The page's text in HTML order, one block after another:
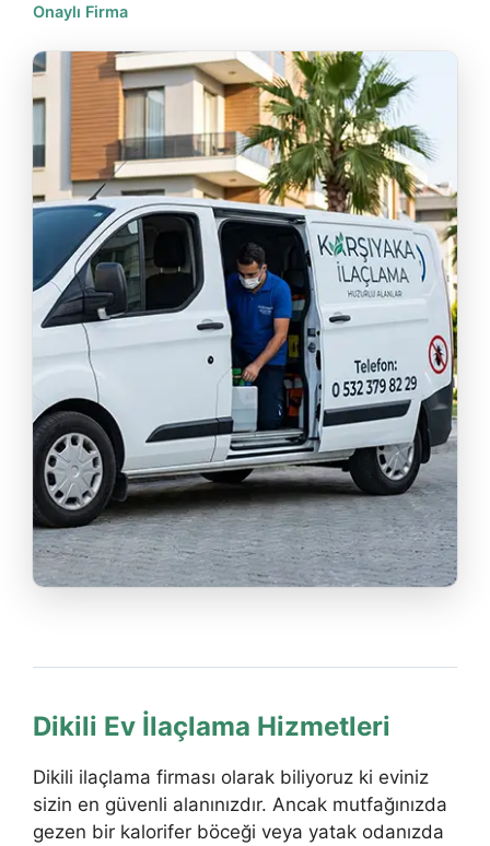
Onaylı Firma
Dikili Ev İlaçlama Hizmetleri
Dikili ilaçlama firması olarak biliyoruz ki eviniz
sizin en güvenli alanınızdır. Ancak mutfağınızda
gezen bir kalorifer böceği veya yatak odanızda